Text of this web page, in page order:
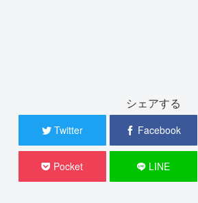
シェアする
Twitter Facebook
Pocket LINE